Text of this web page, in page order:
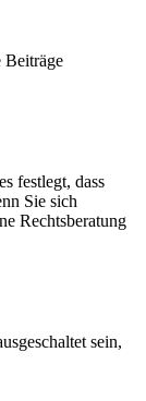
Beiträge
festlegt, dass
Sie sich
Rechtsberatung
sein,